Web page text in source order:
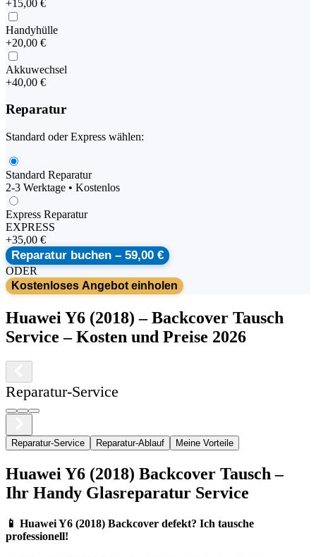
+15,00 €
Handyhülle
+20,00 €
Akkuwechsel
+40,00 €
Reparatur
Standard oder Express wählen:
Standard Reparatur
2-3 Werktage • Kostenlos
Express Reparatur
EXPRESS
+35,00 €
Reparatur buchen – 59,00 €
ODER
Kostenloses Angebot einholen
Huawei Y6 (2018) –Backcover Tausch
Service – Kosten und Preise 2026
Reparatur-Service
Reparatur-Service Reparatur-Ablauf Meine Vorteile
Huawei Y6 (2018) Backcover Tausch –
Ihr Handy Glasreparatur Service
📱 Huawei Y6 (2018) Backcover defekt? Ich tausche
professionell!